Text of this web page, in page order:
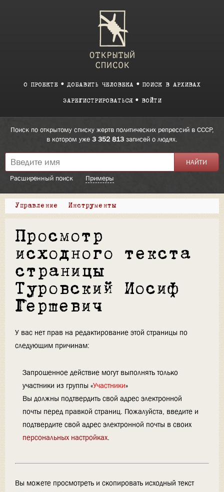
О ПРОЕКТЕ ДОБАВИТЬ ЧЕЛОВЕКА ПОИСК В АРХИВАХ
ЗАРЕГИСТРИРОВАТЬСЯ ВОЙТИ
Поиск по открытому списку жертв политических репрессий в СССР,
в котором уже 3 352 813 записей о людях.
Расширенный поиск Примеры
Управление Инструменты
Просмотр
исходного текста
страницы
Туровский Иосиф
Гершевич
У вас нет прав на редактирование этой страницы по
следующим причинам:
Запрошенное действие могут выполнять только
участники из группы «Участники»
Вы должны подтвердить свой адрес электронной
почты перед правкой страниц. Пожалуйста, введите и
подтвердите свой адрес электронной почты в своих
персональных настройках.
Вы можете просмотреть и скопировать исходный текст